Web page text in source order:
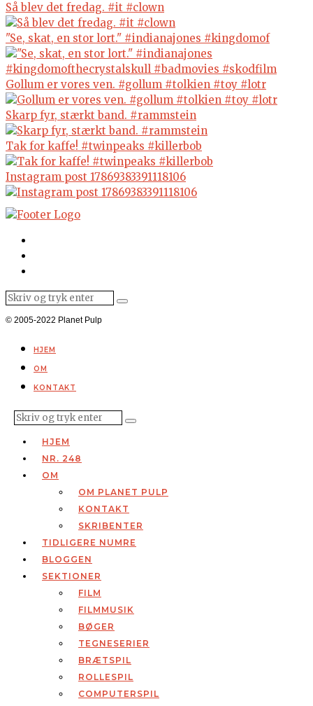
Så blev det fredag. #it #clown
"Se, skat, en stor lort." #indianajones #kingdomof
Gollum er vores ven. #gollum #tolkien #toy #lotr
Skarp fyr, stærkt band. #rammstein
Tak for kaffe! #twinpeaks #killerbob
Instagram post 17869383391118106
© 2005-2022 Planet Pulp
HJEM
OM
KONTAKT
HJEM
NR. 248
OM
OM PLANET PULP
KONTAKT
SKRIBENTER
TIDLIGERE NUMRE
BLOGGEN
SEKTIONER
FILM
FILMMUSIK
BØGER
TEGNESERIER
BRÆTSPIL
ROLLESPIL
COMPUTERSPIL